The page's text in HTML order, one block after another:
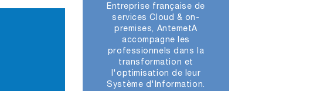
Entreprise française de
services Cloud & on-
premises, AntemetA
accompagne les
professionnels dans la
transformation et
l'optimisation de leur
Système d'Information.